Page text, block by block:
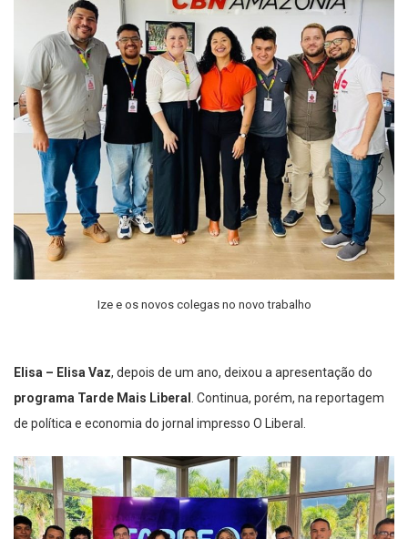
Ize e os novos colegas no novo trabalho
Elisa – Elisa Vaz, depois de um ano, deixou a apresentação do
programa Tarde Mais Liberal
. Continua, porém, na reportagem
de política e economia do jornal impresso O Liberal.